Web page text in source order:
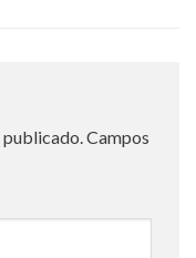
Campos